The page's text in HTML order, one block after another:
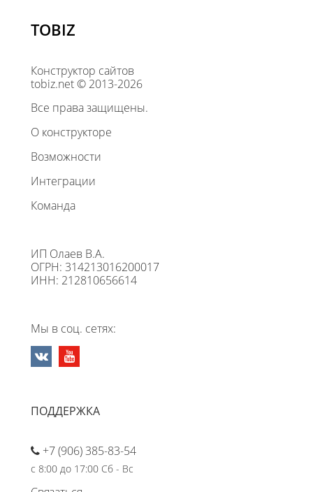
TOBIZ
Конструктор сайтов
tobiz.net © 2013-2026
Все права защищены.
О конструкторе
Возможности
Интеграции
Команда
ИП Олаев В.А.
ОГРН: 314213016200017
ИНН: 212810656614
Мы в соц. сетях:
ПОДДЕРЖКА
+7 (906) 385-83-54
с 8:00 до 17:00 Сб - Вс